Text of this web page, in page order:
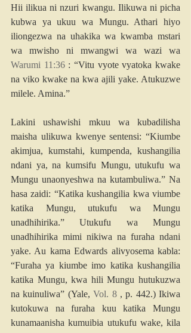
Hii ilikua ni nzuri kwangu. Ilikuwa ni picha
kubwa ya ukuu wa Mungu. Athari hiyo
iliongezwa na uhakika wa kwamba mstari
Warumi 11:36 : “Vitu vyote vyatoka kwake
na viko kwake na kwa ajili yake. Atukuzwe
milele. Amina.”
Lakini ushawishi mkuu wa kubadilisha
maisha ulikuwa kwenye sentensi: “Kiumbe
akimjua, kumstahi, kumpenda, kushangilia
ndani ya, na kumsifu Mungu, utukufu wa
Mungu unaonyeshwa na kutambuliwa.” Na
hasa zaidi: “Katika kushangilia kwa viumbe
katika Mungu, utukufu wa Mungu
unadhihirika.” Utukufu wa Mungu
unadhihirika mimi nikiwa na furaha ndani
yake. Au kama Edwards alivyosema kabla:
“Furaha ya kiumbe imo katika kushangilia
katika Mungu, kwa hili Mungu hutukuzwa
na kuinuliwa” (Yale, Vol. 8 , p. 442.) Ikiwa
kutokuwa na furaha kuu katika Mungu
kunamaanisha kumuibia utukufu wake, kila